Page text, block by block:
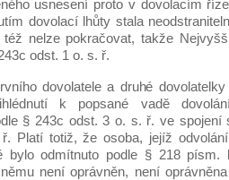
usnesení proto v dovolacím
dovolací lhůty stala
nelze pokračovat, takže
odst. 1 o. s. ř.
dovolatele a druhé
k popsané vadě
§ 243c odst. 3 o. s. ř. ve
Platí totiž, že osoba, jejíž
bylo odmítnuto podle § 218
není oprávněn, není